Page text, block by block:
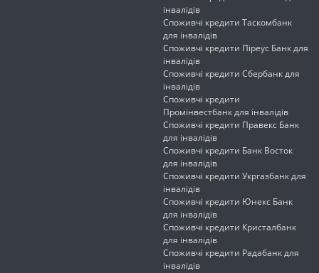
інвалідів
Споживчі кредити Таскомбанк
для інвалідів
Споживчі кредити Піреус Банк для
інвалідів
Споживчі кредити Сбербанк для
інвалідів
Споживчі кредити
Промінвестбанк для інвалідів
Споживчі кредити Правекс Банк
для інвалідів
Споживчі кредити Банк Восток
для інвалідів
Споживчі кредити Укргазбанк для
інвалідів
Споживчі кредити Юнекс Банк
для інвалідів
Споживчі кредити Кристалбанк
для інвалідів
Споживчі кредити Радабанк для
інвалідів